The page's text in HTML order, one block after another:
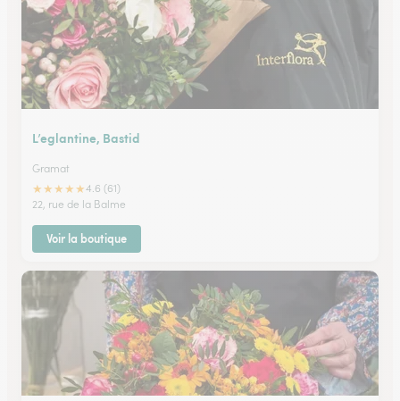
L’eglantine, Bastid
Gramat
★★★★★4.6 (61)
22, rue de la Balme
Voir la boutique